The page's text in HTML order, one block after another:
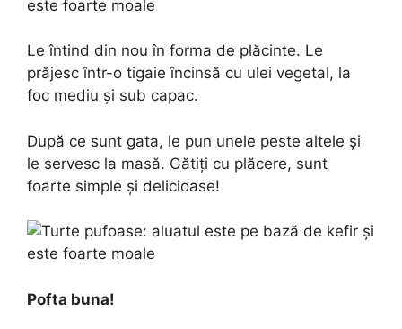
Le întind din nou în forma de plăcinte. Le
prăjesc într-o tigaie încinsă cu ulei vegetal, la
foc mediu și sub capac.
După ce sunt gata, le pun unele peste altele și
le servesc la masă. Gătiți cu plăcere, sunt
foarte simple și delicioase!
Pofta buna!